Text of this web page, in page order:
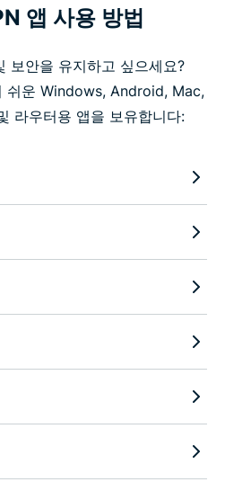
앱 사용 방법
보안을 유지하고 싶으세요?
쉬운 Windows, Android, Mac,
라우터용 앱을 보유합니다: